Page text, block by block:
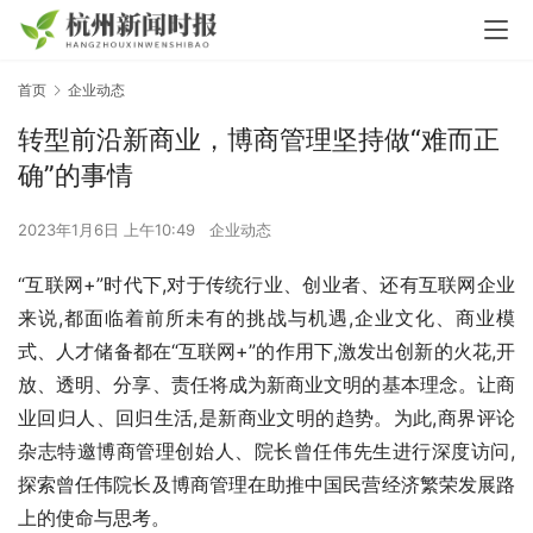
首页 企业动态
转型前沿新商业，博商管理坚持做“难而正
确”的事情
2023年1月6日 上午10:49 企业动态
“互联网+”时代下,对于传统行业、创业者、还有互联网企业
来说,都面临着前所未有的挑战与机遇,企业文化、商业模
式、人才储备都在“互联网+”的作用下,激发出创新的火花,开
放、透明、分享、责任将成为新商业文明的基本理念。让商
业回归人、回归生活,是新商业文明的趋势。为此,商界评论
杂志特邀博商管理创始人、院长曾任伟先生进行深度访问,
探索曾任伟院长及博商管理在助推中国民营经济繁荣发展路
上的使命与思考。